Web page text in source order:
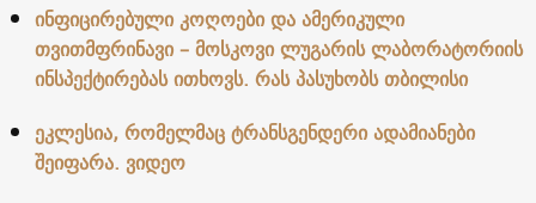
ინფიცირებული კოღოები და ამერიკული
თვითმფრინავი – მოსკოვი ლუგარის ლაბორატორიის
ინსპექტირებას ითხოვს. რას პასუხობს თბილისი
ეკლესია, რომელმაც ტრანსგენდერი ადამიანები
შეიფარა. ვიდეო